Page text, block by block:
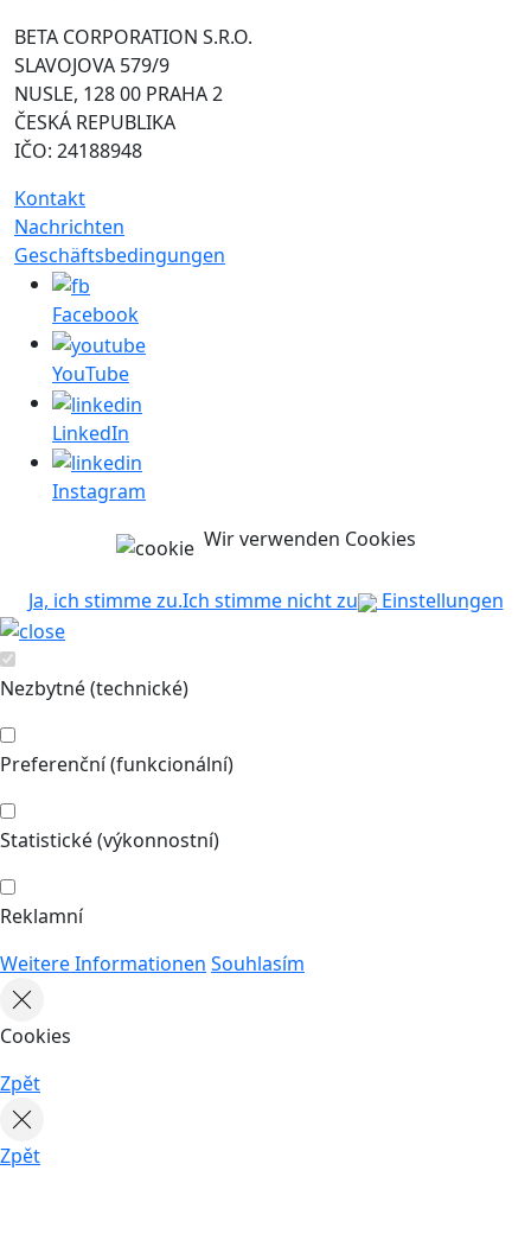
BETA CORPORATION S.R.O.
SLAVOJOVA 579/9
NUSLE, 128 00 PRAHA 2
ČESKÁ REPUBLIKA
IČO: 24188948
Kontakt
Nachrichten
Geschäftsbedingungen
Facebook
YouTube
LinkedIn
Instagram
Wir verwenden Cookies
Ja, ich stimme zu.Ich stimme nicht zu Einstellungen
Nezbytné (technické)
Preferenční (funkcionální)
Statistické (výkonnostní)
Reklamní
Weitere Informationen Souhlasím
Cookies
Zpět
Zpět